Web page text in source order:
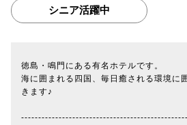
シニア活躍中
徳島・鳴門にある有名ホテルです。
海に囲まれる四国、毎日癒される環境に
きます♪